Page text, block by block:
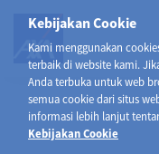
Kebijakan Cookie
Kami menggunakan
terbaik di website kami.
Anda terbuka untuk web
semua cookie dari situs
informasi lebih lanjut
Kebijakan Cookie